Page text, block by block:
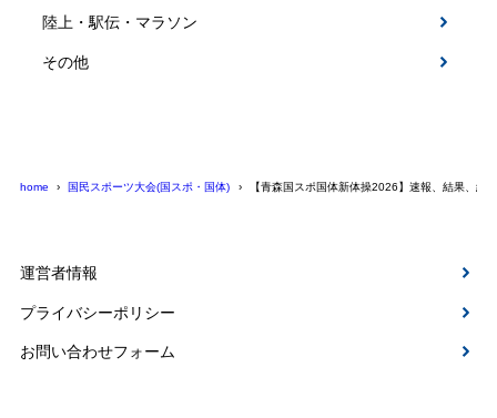
陸上・駅伝・マラソン
その他
home 国民スポーツ大会(国スポ・国体) 【青森国スポ国体新体操2026】速報、結果、組
運営者情報
プライバシーポリシー
お問い合わせフォーム